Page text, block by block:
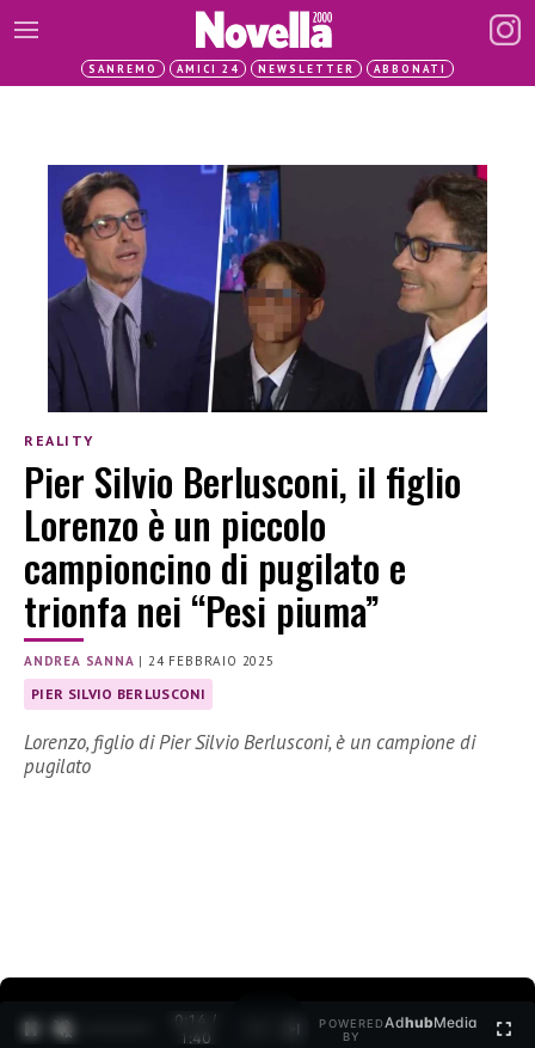
SANREMO AMICI 24 NEWSLETTER ABBONATI
REALITY
Pier Silvio Berlusconi, il figlio
Lorenzo è un piccolo
campioncino di pugilato e
trionfa nei “Pesi piuma”
ANDREA SANNA |24 FEBBRAIO 2025
PIER SILVIO BERLUSCONI
Lorenzo, figlio di Pier Silvio Berlusconi, è un campione di
pugilato
0:15 /
1:40
POWERED
BY
AdhubMedia